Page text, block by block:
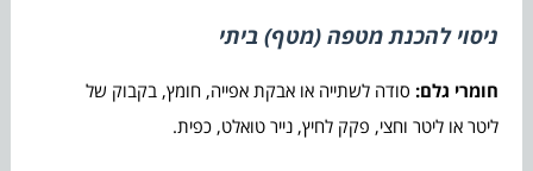
ניסוי להכנת מטפה (מטף) ביתי
חומרי גלם: סודה לשתייה או אבקת אפייה, חומץ, בקבוק של
ליטר או ליטר וחצי, פקק לחיץ, נייר טואלט, כפית.